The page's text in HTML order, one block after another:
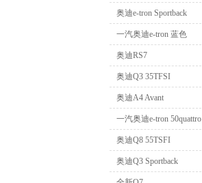
奥迪e-tron Sportback
一汽奥迪e-tron 蓝色
奥迪RS7
奥迪Q3 35TFSI
奥迪A4 Avant
一汽奥迪e-tron 50quattro
奥迪Q8 55TSFI
奥迪Q3 Sportback